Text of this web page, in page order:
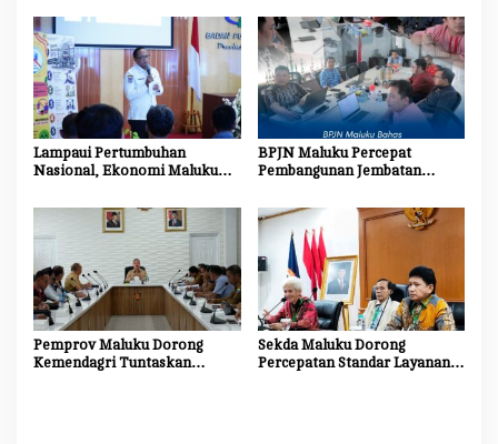
Percepat Progres Proyek
Masyarakat
Lampaui Pertumbuhan
Nasional, Ekonomi Maluku
Triwulan II 2026
BPJN Maluku Percepat
Pembangunan Jembatan
Ambalau, Wujud Nyata
Menghubungkan Harapan
Masyarakat Kepulauan
Pemprov Maluku Dorong
Kemendagri Tuntaskan
Sekda Maluku Dorong
Percepatan Standar Layanan